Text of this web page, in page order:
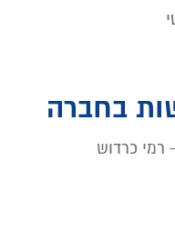
בחברה
רמי כרדוש